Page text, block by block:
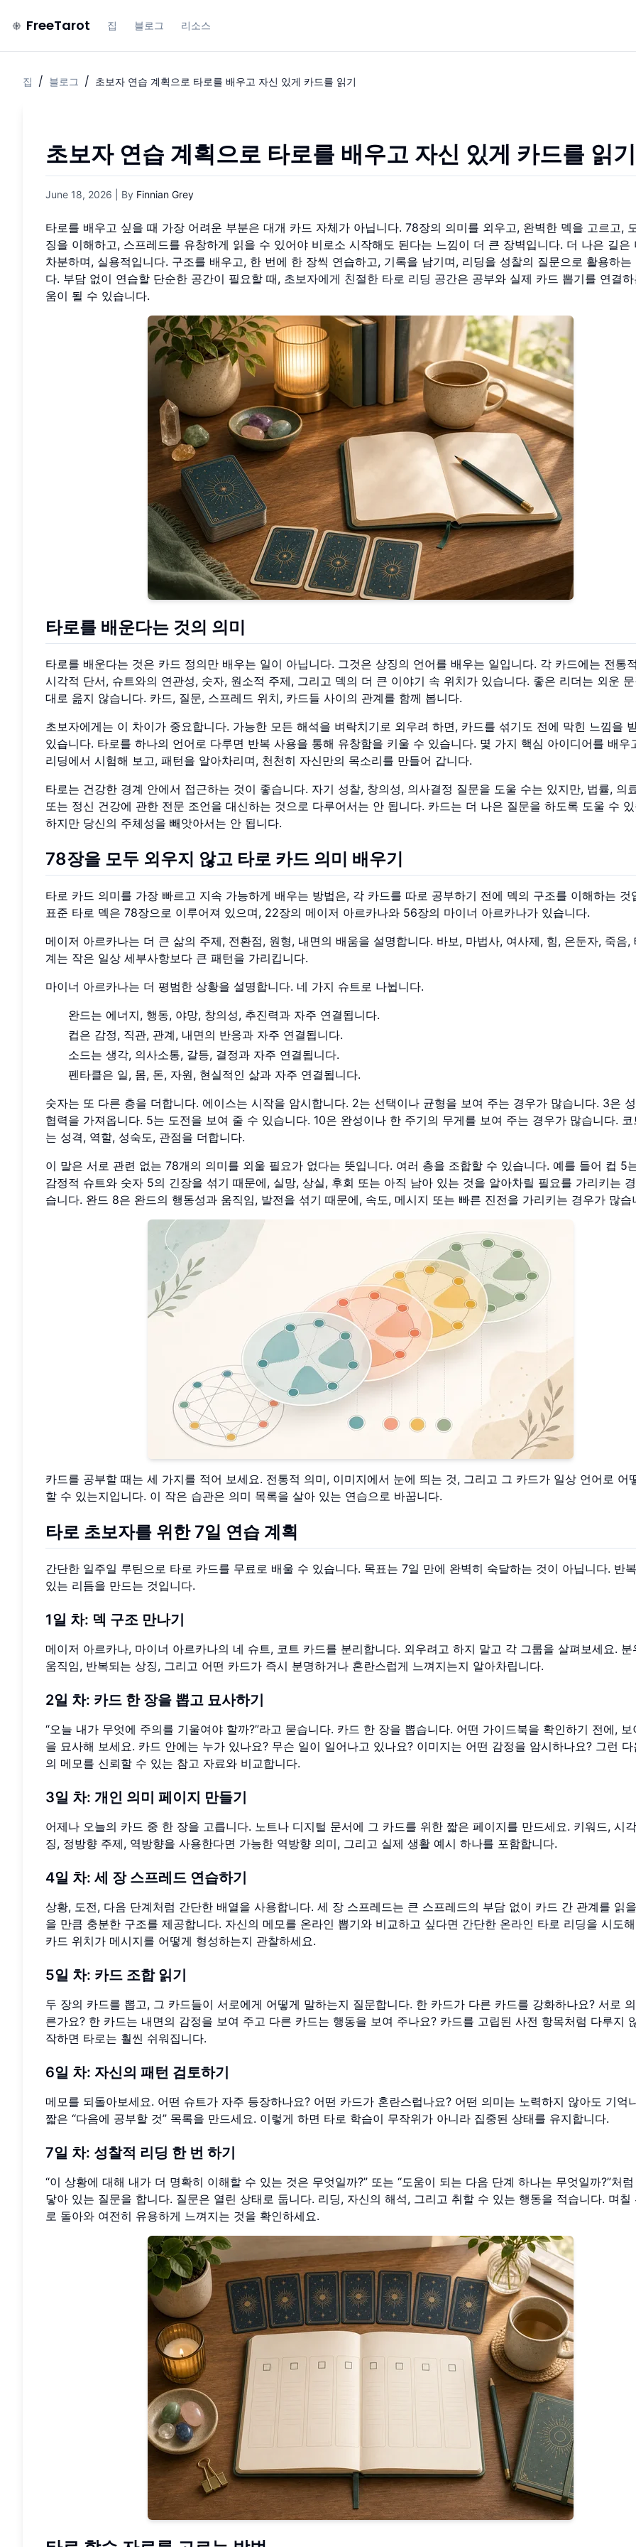
FreeTarot 집 블로그 리소스
집 / 블로그 / 초보자 연습 계획으로 타로를 배우고 자신 있게 카드를 읽기
초보자 연습 계획으로 타로를 배우고 자신 있게 카드를 읽기
June 18, 2026 | By Finnian Grey
타로를 배우고 싶을 때 가장 어려운 부분은 대개 카드 자체가 아닙니다. 78장의 의미를 외우고, 완벽한 덱을 고르고,
징을 이해하고, 스프레드를 유창하게 읽을 수 있어야 비로소 시작해도 된다는 느낌이 더 큰 장벽입니다. 더 나은 길은
차분하며, 실용적입니다. 구조를 배우고, 한 번에 한 장씩 연습하고, 기록을 남기며, 리딩을 성찰의 질문으로 활용하는
다. 부담 없이 연습할 단순한 공간이 필요할 때, 초보자에게 친절한 타로 리딩 공간은 공부와 실제 카드 뽑기를 연결
움이 될 수 있습니다.
타로를 배운다는 것의 의미
타로를 배운다는 것은 카드 정의만 배우는 일이 아닙니다. 그것은 상징의 언어를 배우는 일입니다. 각 카드에는 전통
시각적 단서, 슈트와의 연관성, 숫자, 원소적 주제, 그리고 덱의 더 큰 이야기 속 위치가 있습니다. 좋은 리더는 외운
대로 읊지 않습니다. 카드, 질문, 스프레드 위치, 카드들 사이의 관계를 함께 봅니다.
초보자에게는 이 차이가 중요합니다. 가능한 모든 해석을 벼락치기로 외우려 하면, 카드를 섞기도 전에 막힌 느낌을
있습니다. 타로를 하나의 언어로 다루면 반복 사용을 통해 유창함을 키울 수 있습니다. 몇 가지 핵심 아이디어를 배우
리딩에서 시험해 보고, 패턴을 알아차리며, 천천히 자신만의 목소리를 만들어 갑니다.
타로는 건강한 경계 안에서 접근하는 것이 좋습니다. 자기 성찰, 창의성, 의사결정 질문을 도울 수는 있지만, 법률, 의
또는 정신 건강에 관한 전문 조언을 대신하는 것으로 다루어서는 안 됩니다. 카드는 더 나은 질문을 하도록 도울 수
하지만 당신의 주체성을 빼앗아서는 안 됩니다.
78장을 모두 외우지 않고 타로 카드 의미 배우기
타로 카드 의미를 가장 빠르고 지속 가능하게 배우는 방법은, 각 카드를 따로 공부하기 전에 덱의 구조를 이해하는 것
표준 타로 덱은 78장으로 이루어져 있으며, 22장의 메이저 아르카나와 56장의 마이너 아르카나가 있습니다.
메이저 아르카나는 더 큰 삶의 주제, 전환점, 원형, 내면의 배움을 설명합니다. 바보, 마법사, 여사제, 힘, 은둔자, 죽음,
계는 작은 일상 세부사항보다 큰 패턴을 가리킵니다.
마이너 아르카나는 더 평범한 상황을 설명합니다. 네 가지 슈트로 나뉩니다.
완드는 에너지, 행동, 야망, 창의성, 추진력과 자주 연결됩니다.
컵은 감정, 직관, 관계, 내면의 반응과 자주 연결됩니다.
소드는 생각, 의사소통, 갈등, 결정과 자주 연결됩니다.
펜타클은 일, 몸, 돈, 자원, 현실적인 삶과 자주 연결됩니다.
숫자는 또 다른 층을 더합니다. 에이스는 시작을 암시합니다. 2는 선택이나 균형을 보여 주는 경우가 많습니다. 3은
협력을 가져옵니다. 5는 도전을 보여 줄 수 있습니다. 10은 완성이나 한 주기의 무게를 보여 주는 경우가 많습니다. 코
는 성격, 역할, 성숙도, 관점을 더합니다.
이 말은 서로 관련 없는 78개의 의미를 외울 필요가 없다는 뜻입니다. 여러 층을 조합할 수 있습니다. 예를 들어 컵 5
감정적 슈트와 숫자 5의 긴장을 섞기 때문에, 실망, 상실, 후회 또는 아직 남아 있는 것을 알아차릴 필요를 가리키는
습니다. 완드 8은 완드의 행동성과 움직임, 발전을 섞기 때문에, 속도, 메시지 또는 빠른 진전을 가리키는 경우가 많습
카드를 공부할 때는 세 가지를 적어 보세요. 전통적 의미, 이미지에서 눈에 띄는 것, 그리고 그 카드가 일상 언어로 어
할 수 있는지입니다. 이 작은 습관은 의미 목록을 살아 있는 연습으로 바꿉니다.
타로 초보자를 위한 7일 연습 계획
간단한 일주일 루틴으로 타로 카드를 무료로 배울 수 있습니다. 목표는 7일 만에 완벽히 숙달하는 것이 아닙니다. 반
있는 리듬을 만드는 것입니다.
1일 차: 덱 구조 만나기
메이저 아르카나, 마이너 아르카나의 네 슈트, 코트 카드를 분리합니다. 외우려고 하지 말고 각 그룹을 살펴보세요. 분
움직임, 반복되는 상징, 그리고 어떤 카드가 즉시 분명하거나 혼란스럽게 느껴지는지 알아차립니다.
2일 차: 카드 한 장을 뽑고 묘사하기
“오늘 내가 무엇에 주의를 기울여야 할까?”라고 묻습니다. 카드 한 장을 뽑습니다. 어떤 가이드북을 확인하기 전에, 보
을 묘사해 보세요. 카드 안에는 누가 있나요? 무슨 일이 일어나고 있나요? 이미지는 어떤 감정을 암시하나요? 그런 다
의 메모를 신뢰할 수 있는 참고 자료와 비교합니다.
3일 차: 개인 의미 페이지 만들기
어제나 오늘의 카드 중 한 장을 고릅니다. 노트나 디지털 문서에 그 카드를 위한 짧은 페이지를 만드세요. 키워드, 시
징, 정방향 주제, 역방향을 사용한다면 가능한 역방향 의미, 그리고 실제 생활 예시 하나를 포함합니다.
4일 차: 세 장 스프레드 연습하기
상황, 도전, 다음 단계처럼 간단한 배열을 사용합니다. 세 장 스프레드는 큰 스프레드의 부담 없이 카드 간 관계를 읽
을 만큼 충분한 구조를 제공합니다. 자신의 메모를 온라인 뽑기와 비교하고 싶다면 간단한 온라인 타로 리딩을 시도
카드 위치가 메시지를 어떻게 형성하는지 관찰하세요.
5일 차: 카드 조합 읽기
두 장의 카드를 뽑고, 그 카드들이 서로에게 어떻게 말하는지 질문합니다. 한 카드가 다른 카드를 강화하나요? 서로
른가요? 한 카드는 내면의 감정을 보여 주고 다른 카드는 행동을 보여 주나요? 카드를 고립된 사전 항목처럼 다루지
작하면 타로는 훨씬 쉬워집니다.
6일 차: 자신의 패턴 검토하기
메모를 되돌아보세요. 어떤 슈트가 자주 등장하나요? 어떤 카드가 혼란스럽나요? 어떤 의미는 노력하지 않아도 기억
짧은 “다음에 공부할 것” 목록을 만드세요. 이렇게 하면 타로 학습이 무작위가 아니라 집중된 상태를 유지합니다.
7일 차: 성찰적 리딩 한 번 하기
“이 상황에 대해 내가 더 명확히 이해할 수 있는 것은 무엇일까?” 또는 “도움이 되는 다음 단계 하나는 무엇일까?”처
닿아 있는 질문을 합니다. 질문은 열린 상태로 둡니다. 리딩, 자신의 해석, 그리고 취할 수 있는 행동을 적습니다. 며칠
로 돌아와 여전히 유용하게 느껴지는 것을 확인하세요.